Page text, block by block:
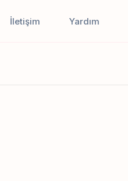
İletişim Yardım